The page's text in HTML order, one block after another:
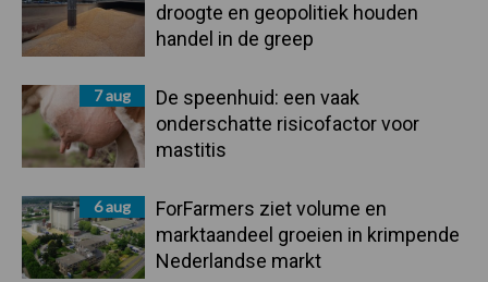
droogte en geopolitiek houden
handel in de greep
7 aug
De speenhuid: een vaak
onderschatte risicofactor voor
mastitis
6 aug
ForFarmers ziet volume en
marktaandeel groeien in krimpende
Nederlandse markt